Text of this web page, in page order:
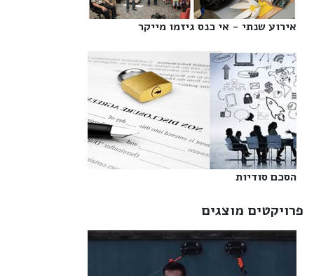
אירוע שנתי - אי כנס גיזמו מייקר‎
הסכם סודיות‎
פרויקטים מוצגים